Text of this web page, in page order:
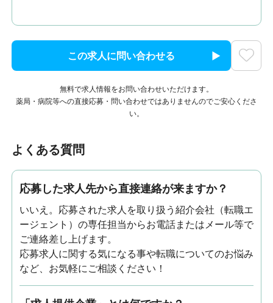
この求人に問い合わせる
無料で求人情報をお問い合わせいただけます。
薬局・病院等への直接応募・問い合わせではありませんのでご安心くださ
い。
よくある質問
応募した求人先から直接連絡が来ますか？
いいえ。応募された求人を取り扱う紹介会社（転職エ
ージェント）の専任担当からお電話またはメール等で
ご連絡差し上げます。
応募求人に関する気になる事や転職についてのお悩み
など、お気軽にご相談ください！